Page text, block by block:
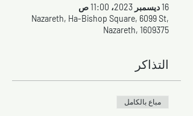
16 ديسمبر 2023، 11:00 ص
Nazareth, Ha-Bishop Square, 6099 St,
Nazareth, 1609375
التذاكر
مباع بالكامل